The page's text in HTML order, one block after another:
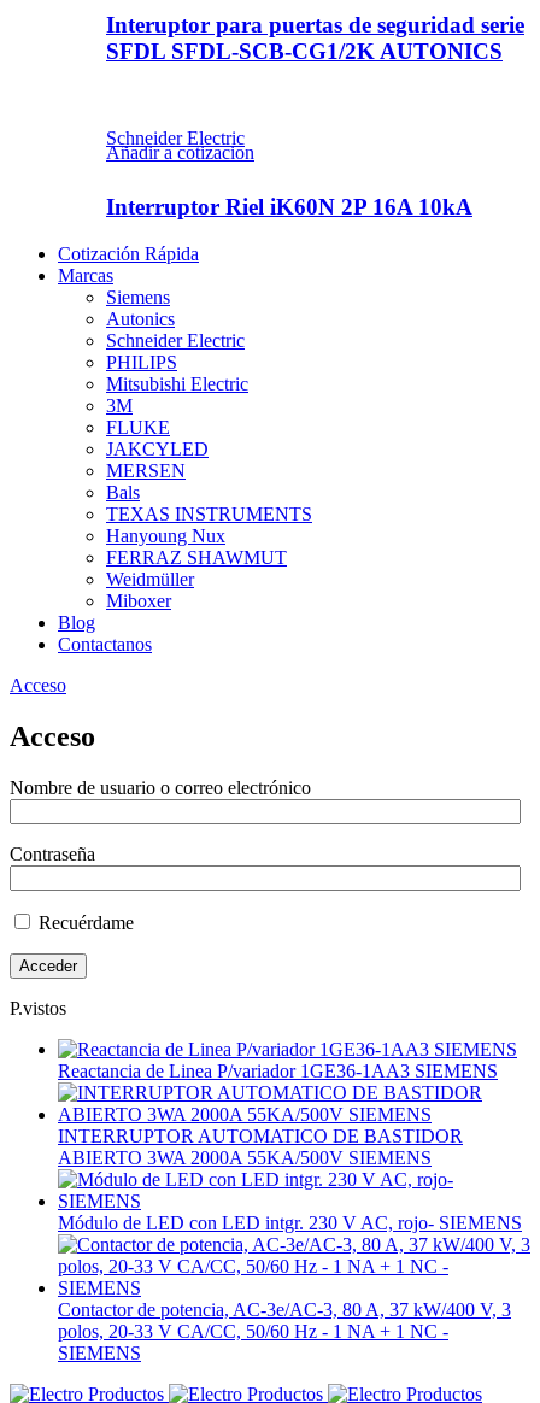
Interuptor para puertas de seguridad serie
SFDL SFDL-SCB-CG1/2K AUTONICS
Schneider Electric
Añadir a cotizacion
Interruptor Riel iK60N 2P 16A 10kA
Cotización Rápida
Marcas
Siemens
Autonics
Schneider Electric
PHILIPS
Mitsubishi Electric
3M
FLUKE
JAKCYLED
MERSEN
Bals
TEXAS INSTRUMENTS
Hanyoung Nux
FERRAZ SHAWMUT
Weidmüller
Miboxer
Blog
Contactanos
Acceso
Acceso
Nombre de usuario o correo electrónico
Contraseña
Recuérdame
P.vistos
Reactancia de Linea P/variador 1GE36-1AA3 SIEMENS
INTERRUPTOR AUTOMATICO DE BASTIDOR
ABIERTO 3WA 2000A 55KA/500V SIEMENS
Módulo de LED con LED intgr. 230 V AC, rojo- SIEMENS
Contactor de potencia, AC-3e/AC-3, 80 A, 37 kW/400 V, 3
polos, 20-33 V CA/CC, 50/60 Hz - 1 NA + 1 NC -
SIEMENS